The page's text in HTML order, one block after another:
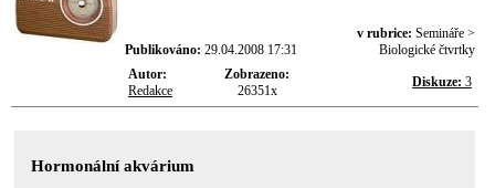
Publikováno: 29.04.2008 17:31
v rubrice: Semináře >
Biologické čtvrtky
Autor:
Redakce
Zobrazeno:
26351x
Diskuze: 3
Hormonální akvárium